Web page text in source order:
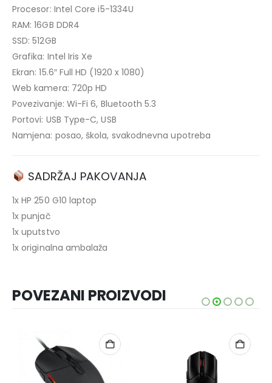
Procesor: Intel Core i5-1334U
RAM: 16GB DDR4
SSD: 512GB
Grafika: Intel Iris Xe
Ekran: 15.6″ Full HD (1920 x 1080)
Web kamera: 720p HD
Povezivanje: Wi-Fi 6, Bluetooth 5.3
Portovi: USB Type-C, USB
Namjena: posao, škola, svakodnevna upotreba
SADRŽAJ PAKOVANJA
1x HP 250 G10 laptop
1x punjač
1x uputstvo
1x originalna ambalaža
POVEZANI PROIZVODI